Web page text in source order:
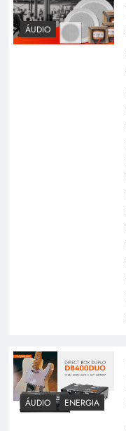
ÁUDIO
ÁUDIO ENERGIA